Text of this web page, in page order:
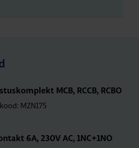
MCB, RCCB, RCBO
MZN175
6A, 230V AC, 1NC+1NO